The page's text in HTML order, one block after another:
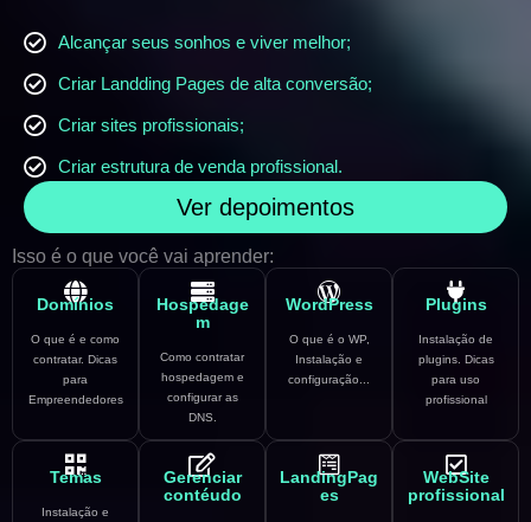
Alcançar seus sonhos e viver melhor;
Criar Landding Pages de alta conversão;
Criar sites profissionais;
Criar estrutura de venda profissional.
Ver depoimentos
Isso é o que você vai aprender:
Domínios
O que é e como
contratar. Dicas
para
Empreendedores
Hospedage
m
Como contratar
hospedagem e
configurar as
DNS.
WordPress
O que é o WP,
Instalação e
configuração...
Plugins
Instalação de
plugins. Dicas
para uso
profissional
Temas
Instalação e
Gerenciar
contéudo
LandingPag
es
WebSite
profissional